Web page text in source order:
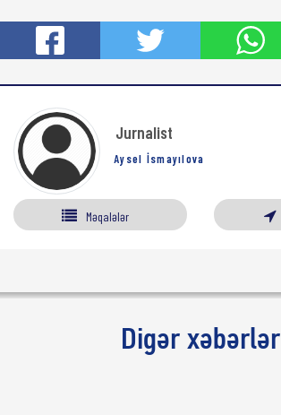
Jurnalist
Aysel İsmayılova
Məqalələr
Digər xəbərlər